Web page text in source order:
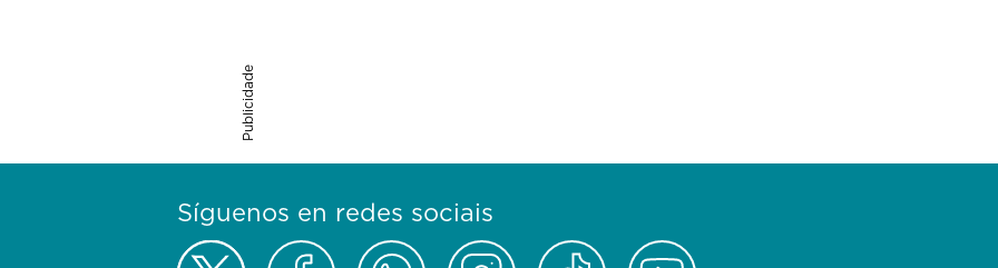
Publicidade
Síguenos en redes sociais